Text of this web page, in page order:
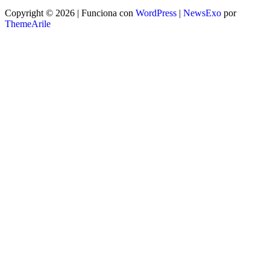
Copyright © 2026 | Funciona con WordPress | NewsExo por
ThemeArile